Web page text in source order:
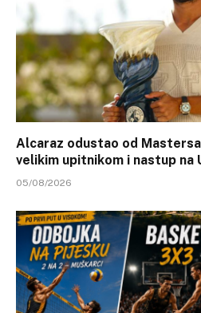
Alcaraz odustao od Mastersa
velikim upitnikom i nastup na
05/08/2026